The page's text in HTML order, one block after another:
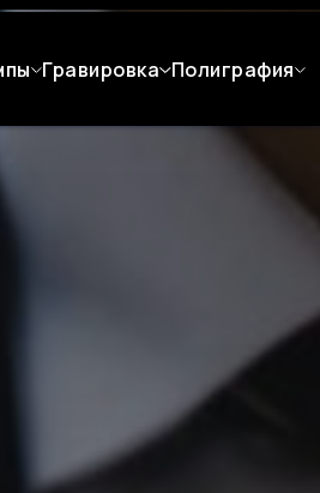
Гравировка Полиграфия